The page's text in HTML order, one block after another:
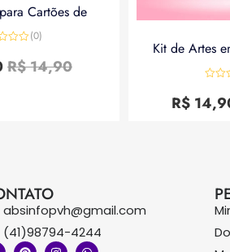
Cartões de
(0)
R$14,90
Kit de Artes
0
de
R$
absinfopvh@gmail.com
(41)98794-4244